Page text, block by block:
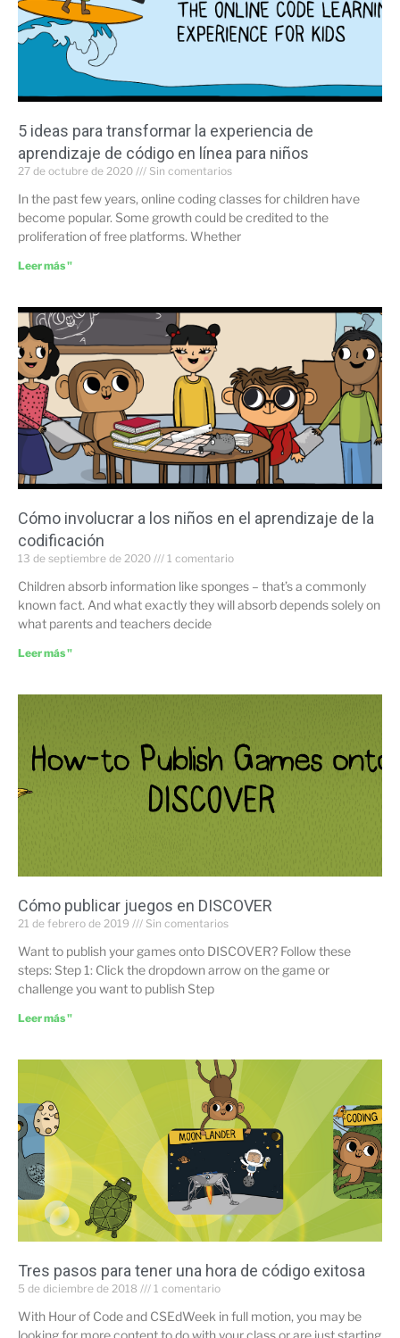
5 ideas para transformar la experiencia de
aprendizaje de código en línea para niños
27 de octubre de 2020 Sin comentarios
In the past few years, online coding classes for children have
become popular. Some growth could be credited to the
proliferation of free platforms. Whether
Leer más "
Cómo involucrar a los niños en el aprendizaje de la
codificación
13 de septiembre de 2020 1 comentario
Children absorb information like sponges – that’s a commonly
known fact. And what exactly they will absorb depends solely on
what parents and teachers decide
Leer más "
Cómo publicar juegos en DISCOVER
21 de febrero de 2019 Sin comentarios
Want to publish your games onto DISCOVER? Follow these
steps: Step 1: Click the dropdown arrow on the game or
challenge you want to publish Step
Leer más "
Tres pasos para tener una hora de código exitosa
5 de diciembre de 2018 1 comentario
With Hour of Code and CSEdWeek in full motion, you may be
looking for more content to do with your class or are just starting